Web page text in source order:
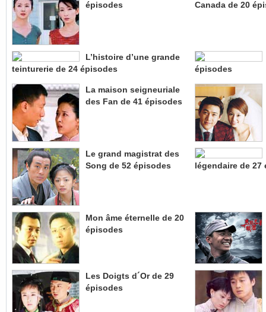
épisodes Canada de 20
L’histoire d’une grande
teinturerie de 24 épisodes
épisodes
La maison seigneuriale
des Fan de 41 épisodes
Le grand magistrat des
Song de 52 épisodes
légendaire de 27
Mon âme éternelle de 20
épisodes
Les Doigts d´Or de 29
épisodes